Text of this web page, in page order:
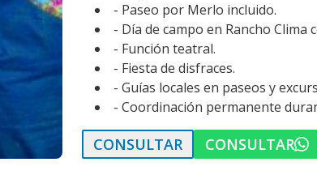
- Paseo por Merlo incluido.
- Día de campo en Rancho Clima
- Función teatral.
- Fiesta de disfraces.
- Guías locales en paseos y
- Coordinación permanente
CONSULTAR CONSULTAR